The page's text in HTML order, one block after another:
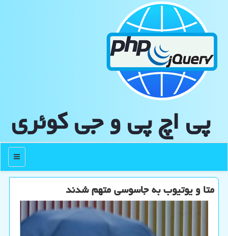
پی اچ پی و جی كوئری
منو
متا و یوتیوب به جاسوسی متهم شدند